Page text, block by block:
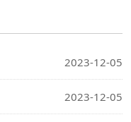
2023-12-05
2023-12-05